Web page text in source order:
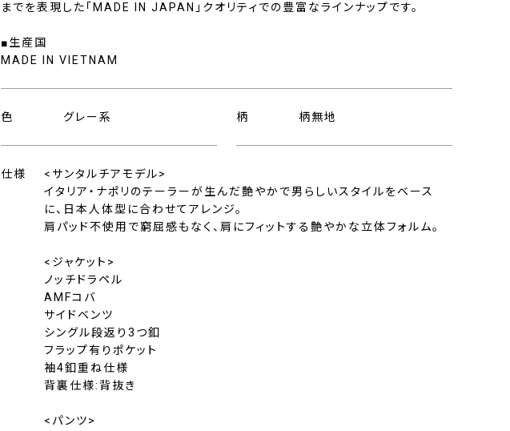
までを表現した「MADE IN JAPAN」クオリティでの豊富なラインナップです。
■生産国
MADE IN VIETNAM
色 グレー系 柄 柄無地
仕様
<サンタルチアモデル>
イタリア・ナポリのテーラーが生んだ艶やかで男らしいスタイルをベース
に、日本人体型に合わせてアレンジ。
肩パッド不使用で窮屈感もなく、肩にフィットする艶やかな立体フォルム。
<ジャケット>
ノッチドラペル
AMFコバ
サイドベンツ
シングル段返り3つ釦
フラップ有りポケット
袖4釦重ね仕様
背裏仕様:背抜き
<パンツ>